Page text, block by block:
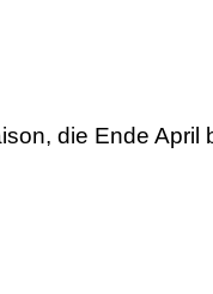
die Ende April